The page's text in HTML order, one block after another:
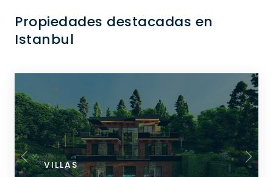
Propiedades destacadas en
Istanbul
VILLAS